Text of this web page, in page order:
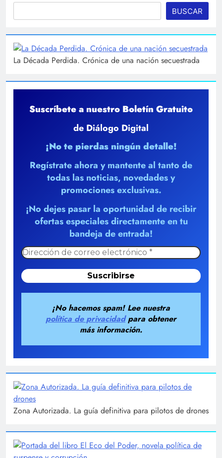
BUSCAR
La Década Perdida. Crónica de una nación secuestrada
Suscríbete a nuestro Boletín Gratuito
de Diálogo Digital
¡No te pierdas ningún detalle!
Regístrate ahora y mantente al tanto de
todas las noticias, novedades y
promociones exclusivas.
¡No dejes pasar la oportunidad de recibir
ofertas especiales directamente en tu
bandeja de entrada!
¡No hacemos spam! Lee nuestra
política de privacidadpara obtener
más información.
Zona Autorizada. La guía definitiva para pilotos de drones